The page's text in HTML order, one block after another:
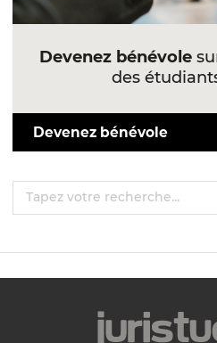
Devenez bénévole
des
Devenez bénévole